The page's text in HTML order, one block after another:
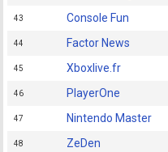
43 Console Fun
44 Factor News
45 Xboxlive.fr
46 PlayerOne
47 Nintendo Master
48 ZeDen